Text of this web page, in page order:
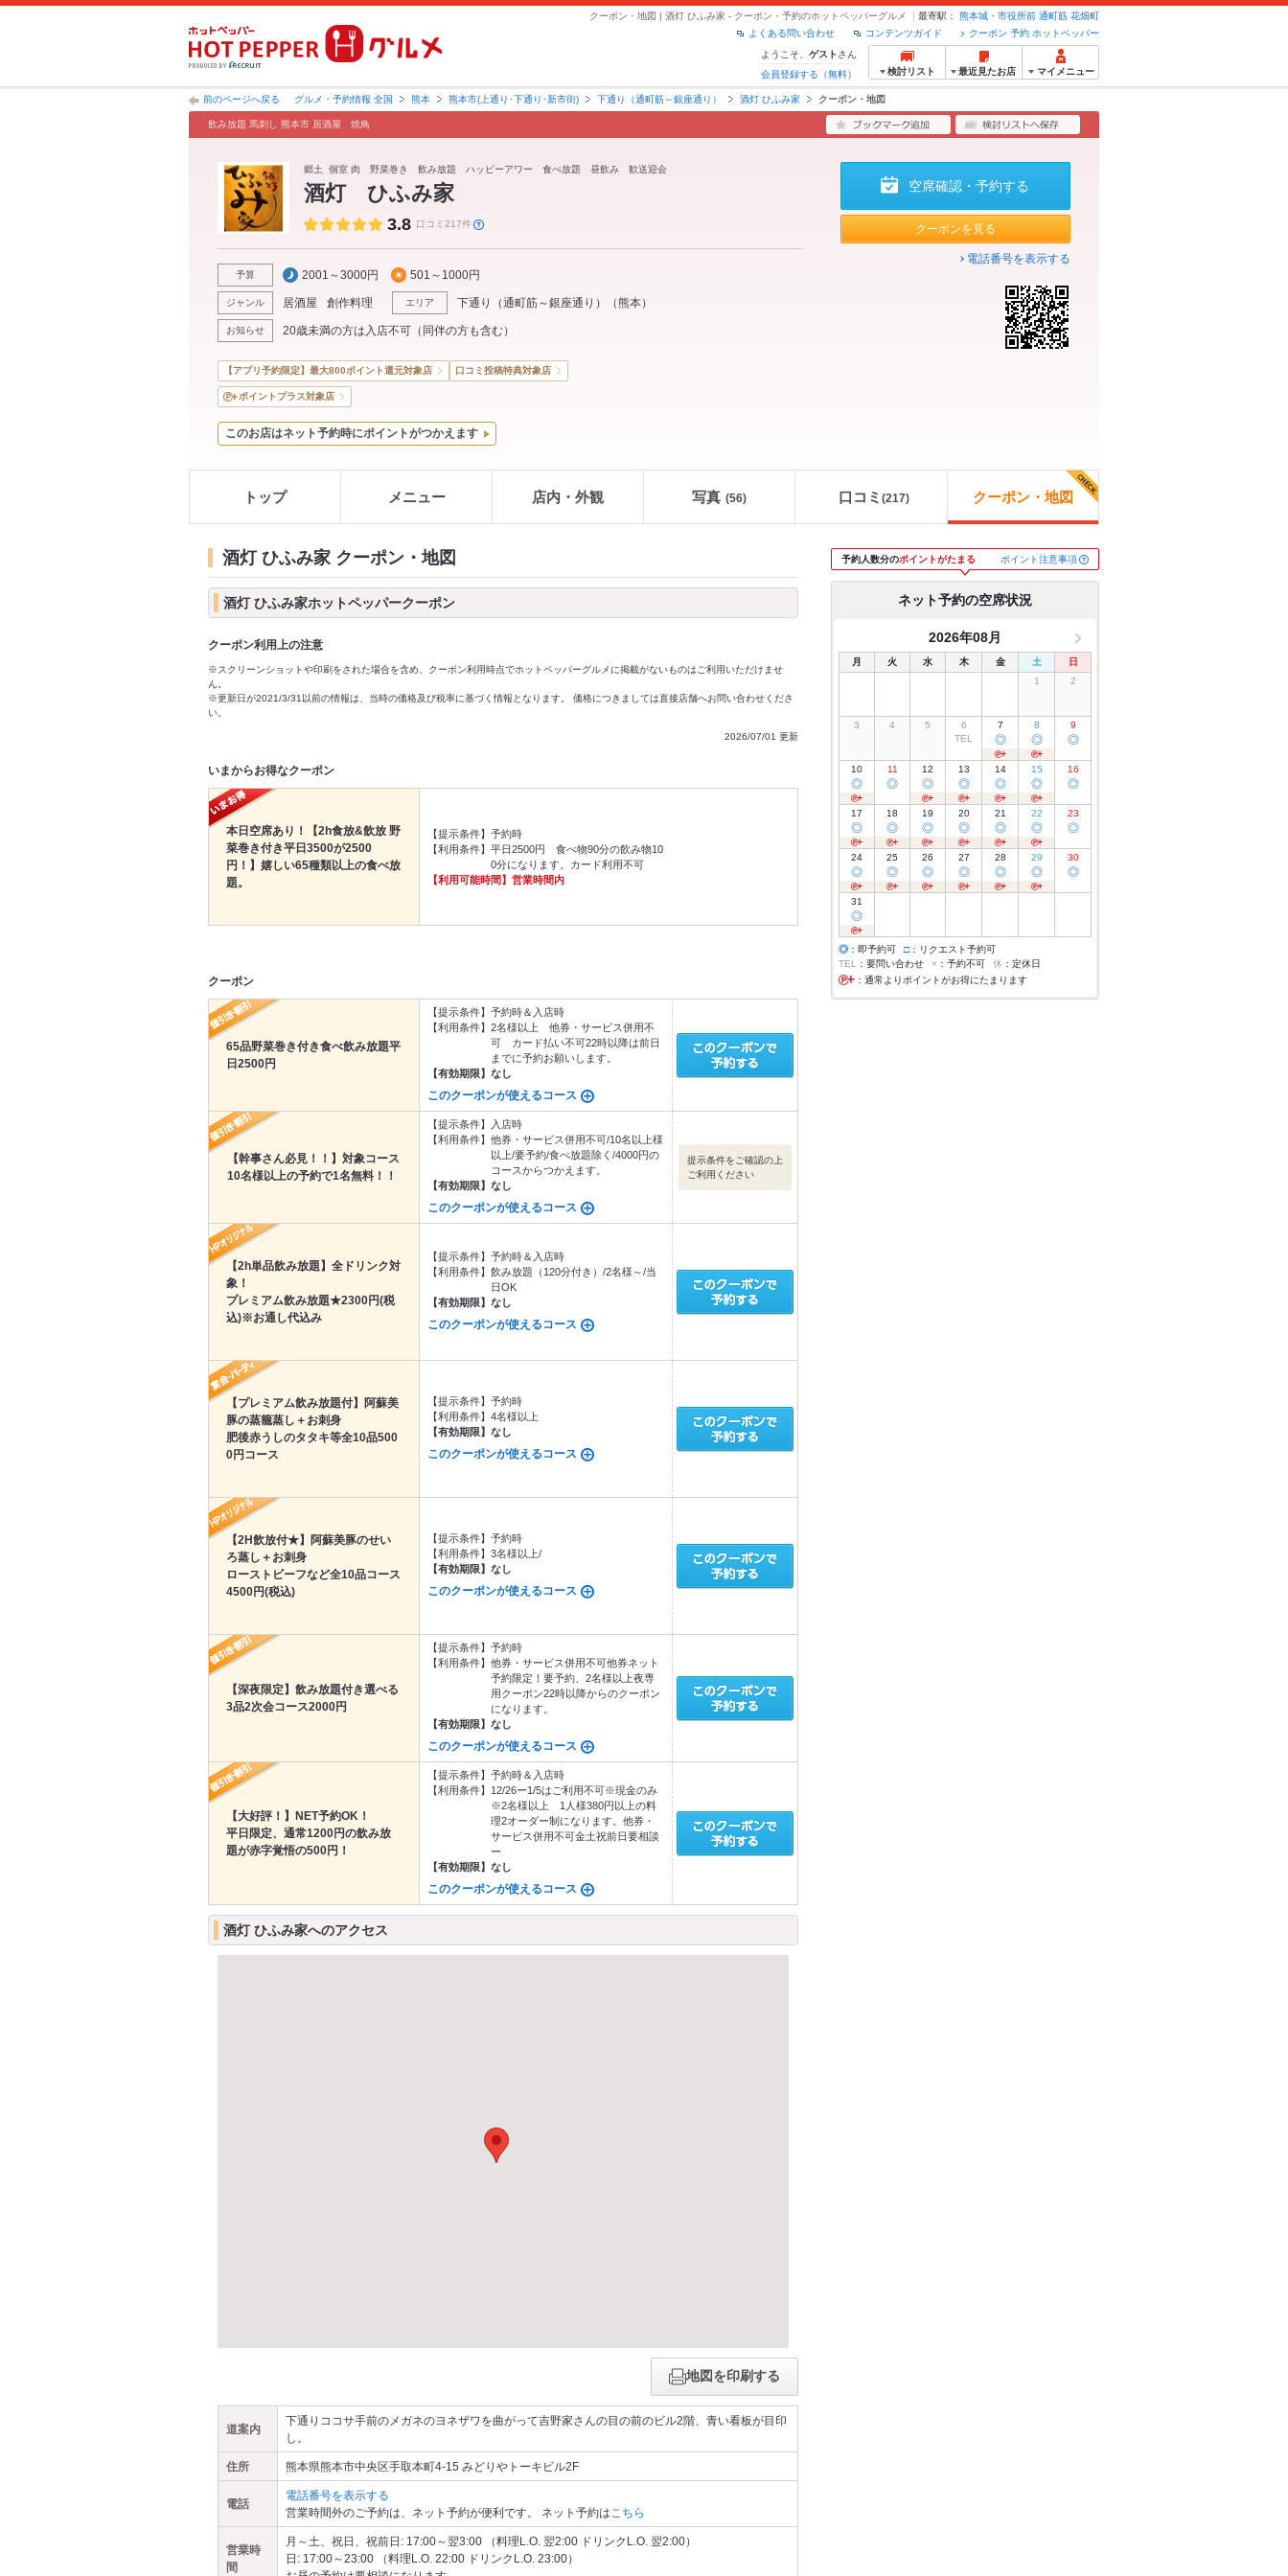
クーポン・地図 | 酒灯 ひふみ家 - クーポン・予約のホットペッパーグルメ 最寄駅： 熊本城・市役所前 通町筋 花畑町
クーポン 予約 ホットペッパー
コンテンツガイド
よくある問い合わせ
ようこそ、 ゲスト さん
会員登録する（無料）
検討リスト 最近見たお店 マイメニュー
前のページへ戻る グルメ・予約情報 全国 熊本 熊本市(上通り･下通り･新市街) 下通り（通町筋～銀座通り） 酒灯 ひふみ家 クーポン・地図
飲み放題 馬刺し 熊本市 居酒屋 焼鳥
郷土 個室 肉 野菜巻き 飲み放題 ハッピーアワー 食べ放題 昼飲み 歓送迎会
酒灯 ひふみ家
3.8 口コミ217件
予算 2001～3000円 501～1000円
ジャンル 居酒屋 創作料理 エリア 下通り（通町筋～銀座通り） （熊本）
お知らせ 20歳未満の方は入店不可（同伴の方も含む）
空席確認・予約する
クーポンを見る
電話番号を表示する
【アプリ予約限定】最大800ポイント還元対象店 口コミ投稿特典対象店
ポイントプラス対象店
このお店はネット予約時にポイントがつかえます
トップ メニュー 店内・外観 写真 (56) 口コミ (217) クーポン・地図
酒灯 ひふみ家 クーポン・地図
酒灯 ひふみ家ホットペッパークーポン
クーポン利用上の注意
※スクリーンショットや印刷をされた場合を含め、クーポン利用時点でホットペッパーグルメに掲載がないものはご利用いただけませ
ん。
※更新日が2021/3/31以前の情報は、当時の価格及び税率に基づく情報となります。 価格につきましては直接店舗へお問い合わせくださ
い。
2026/07/01 更新
いまからお得なクーポン
本日空席あり！【2h食放&飲放 野
菜巻き付き平日3500が2500
円！】嬉しい65種類以上の食べ放
題。
【提示条件】 予約時
【利用条件】 平日2500円 食べ物90分の飲み物10
0分になります。カード利用不可
【利用可能時間】 営業時間内
クーポン
65品野菜巻き付き食べ飲み放題平
日2500円
【提示条件】 予約時＆入店時
【利用条件】 2名様以上 他券・サービス併用不
可 カード払い不可22時以降は前日
までに予約お願いします。
【有効期限】 なし
このクーポンが使えるコース
【幹事さん必見！！】対象コース
10名様以上の予約で1名無料！！
【提示条件】
入店時
【利用条件】 他券・サービス併用不可/10名以上様
以上/要予約/食べ放題除く/4000円の
コースからつかえます。
【有効期限】 なし
このクーポンが使えるコース
提示条件をご確認の上
ご利用ください
【2h単品飲み放題】全ドリンク対
象！
プレミアム飲み放題★2300円(税
込)※お通し代込み
【提示条件】 予約時＆入店時
【利用条件】 飲み放題（120分付き）/2名様～/当
日OK
【有効期限】 なし
このクーポンが使えるコース
【プレミアム飲み放題付】阿蘇美
豚の蒸籠蒸し＋お刺身
肥後赤うしのタタキ等全10品500
0円コース
【提示条件】 予約時
【利用条件】 4名様以上
【有効期限】 なし
このクーポンが使えるコース
【2H飲放付★】阿蘇美豚のせい
ろ蒸し＋お刺身
ローストビーフなど全10品コース
4500円(税込)
【提示条件】 予約時
【利用条件】 3名様以上/
【有効期限】 なし
このクーポンが使えるコース
【深夜限定】飲み放題付き選べる
3品2次会コース2000円
【提示条件】 予約時
【利用条件】 他券・サービス併用不可他券ネット
予約限定！要予約、2名様以上夜専
用クーポン22時以降からのクーポン
になります。
【有効期限】 なし
このクーポンが使えるコース
【大好評！】NET予約OK！
平日限定、通常1200円の飲み放
題が赤字覚悟の500円！
【提示条件】 予約時＆入店時
【利用条件】
12/26ー1/5はご利用不可※現金のみ
※2名様以上 1人様380円以上の料
理2オーダー制になります。他券・
サービス併用不可金土祝前日要相談
ー
【有効期限】 なし
このクーポンが使えるコース
酒灯 ひふみ家へのアクセス
地図を印刷する
道案内
下通りココサ手前のメガネのヨネザワを曲がって吉野家さんの目の前のビル2階、青い看板が目印
し。
住所 熊本県熊本市中央区手取本町4-15 みどりやトーキビル2F
電話
電話番号を表示する
営業時間外のご予約は、ネット予約が便利です。 ネット予約はこちら
営業時
間
月～土、祝日、祝前日: 17:00～翌3:00 （料理L.O. 翌2:00 ドリンクL.O. 翌2:00）
日: 17:00～23:00 （料理L.O. 22:00 ドリンクL.O. 23:00）
予約人数分のポイントがたまる ポイント注意事項
ネット予約の空席状況
2026年08月
月 火 水 木 金 土
日
1
2
3 4 5
6
TEL
7
◎
8
◎
9
◎
10
◎
11
◎
12
◎
13
◎
14
◎
15
◎
16
◎
17
◎
18
◎
19
◎
20
◎
21
◎
22
◎
23
◎
24
◎
25
◎
26
◎
27
◎
28
◎
29
◎
30
◎
31
◎
◎ ：即予約可 □ ：リクエスト予約可
TEL
：要問い合わせ × ：予約不可 休 ：定休日
：通常よりポイントがお得にたまります